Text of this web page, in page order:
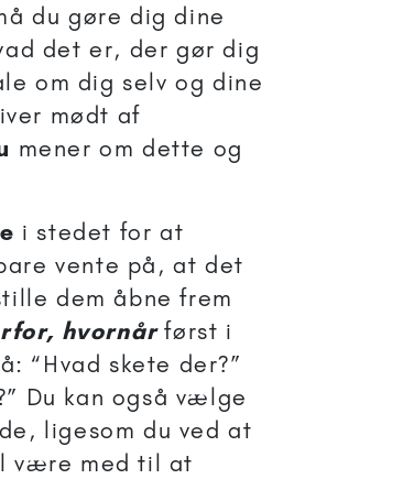
du gøre dig dine
det er, der gør dig
om dig selv og dine
mødt af
mener om dette og
i stedet for at
vente på, at det
dem åbne frem
hvornårførst i
“Hvad skete der?”
Du kan også vælge
ligesom du ved at
være med til at